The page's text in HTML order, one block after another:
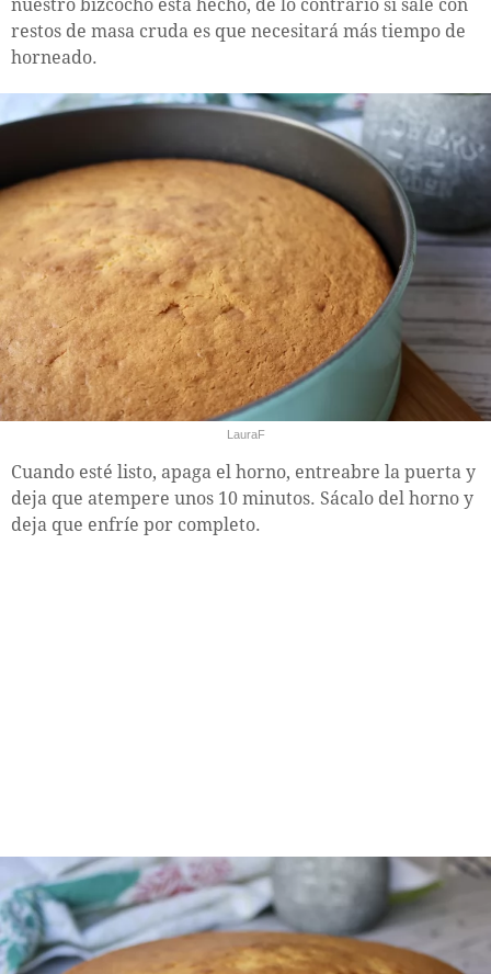
nuestro bizcocho está hecho, de lo contrario si sale con
restos de masa cruda es que necesitará más tiempo de
horneado.
LauraF
Cuando esté listo, apaga el horno, entreabre la puerta y
deja que atempere unos 10 minutos. Sácalo del horno y
deja que enfríe por completo.